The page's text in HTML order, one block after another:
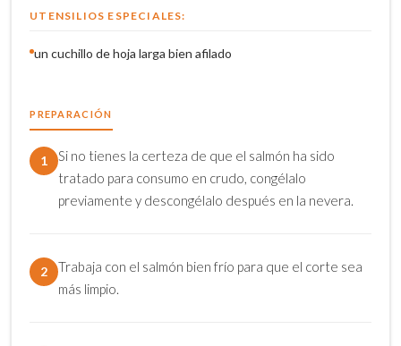
UTENSILIOS ESPECIALES:
un cuchillo de hoja larga bien afilado
PREPARACIÓN
1
Si no tienes la certeza de que el salmón ha sido
tratado para consumo en crudo, congélalo
previamente y descongélalo después en la nevera.
2
Trabaja con el salmón bien frío para que el corte sea
más limpio.